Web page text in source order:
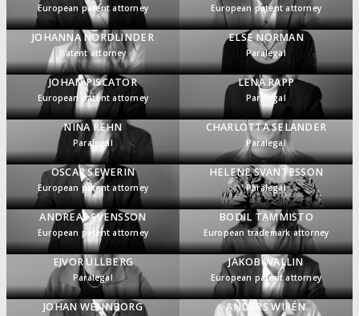
European patent attorney European patent attorney
JOHANNA NORDLINDER
Patent attorney
ELSE NORMAN
Paralegal
JOHAN PISCATOR
European patent attorney
LENA RAPP
Paralegal
NINA REHN
Paralegal
CHARLOTTA SELANDER
Paralegal
OSCAR SEWERIN
European patent attorney
HELENE SVANTESSON
Paralegal
ANDREAS SVENSSON
European patent attorney
BODIL TAMMISTO
European trademark attorney
EJVOR ULLBERG
Paralegal
JAKOB WALLIN
European patent attorney
JOHAN WENNBORG ANDERS WIRÉN